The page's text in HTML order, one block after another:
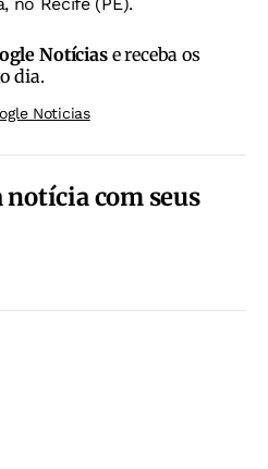
Notíciase receba os
dia.
Noticias
com seus